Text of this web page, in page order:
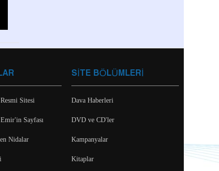
SİTE BÖLÜMLERİ
Dava Haberleri
DVD ve CD'ler
Kampanyalar
Kitaplar
Sitesi
Sayfası
Nidalar